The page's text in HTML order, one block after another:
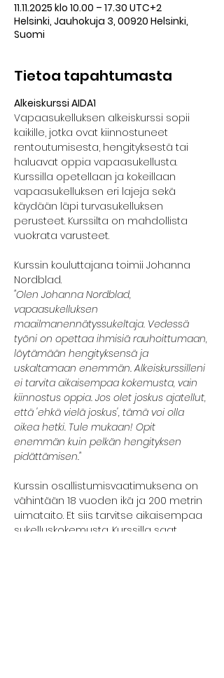
11.11.2025 klo 10.00 – 17.30 UTC+2
Helsinki, Jauhokuja 3, 00920 Helsinki,
Suomi
Tietoa tapahtumasta
Alkeiskurssi AIDA1
Vapaasukelluksen alkeiskurssi sopii
kaikille, jotka ovat kiinnostuneet
rentoutumisesta, hengityksestä tai
haluavat oppia vapaasukellusta.
Kurssilla opetellaan ja kokeillaan
vapaasukelluksen eri lajeja sekä
käydään läpi turvasukelluksen
perusteet. Kurssilta on mahdollista
vuokrata varusteet.
Kurssin kouluttajana toimii Johanna
Nordblad.
"Olen Johanna Nordblad,
vapaasukelluksen
maailmanennätyssukeltaja. Vedessä
työni on opettaa ihmisiä rauhoittumaan,
löytämään hengityksensä ja
uskaltamaan enemmän. Alkeiskurssilleni
ei tarvita aikaisempaa kokemusta, vain
kiinnostus oppia. Jos olet joskus ajatellut,
että 'ehkä vielä joskus', tämä voi olla
oikea hetki. Tule mukaan! Opit
enemmän kuin pelkän hengityksen
pidättämisen."
Kurssin osallistumisvaatimuksena on
vähintään 18 vuoden ikä ja 200 metrin
uimataito. Et siis tarvitse aikaisempaa
sukelluskokemusta. Kurssilla saat